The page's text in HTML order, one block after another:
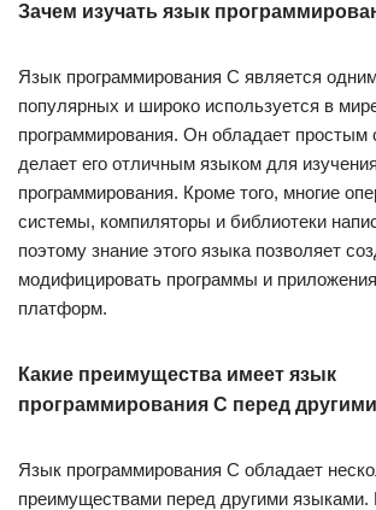
Зачем изучать язык
Язык программирования C является
популярных и широко используется в
программирования. Он обладает простым
делает его отличным языком для
программирования. Кроме того, многие
системы, компиляторы и библиотеки
поэтому знание этого языка позволяет
модифицировать программы и
платформ.
Какие преимущества имеет язык
программирования C перед
Язык программирования C обладает
преимуществами перед другими